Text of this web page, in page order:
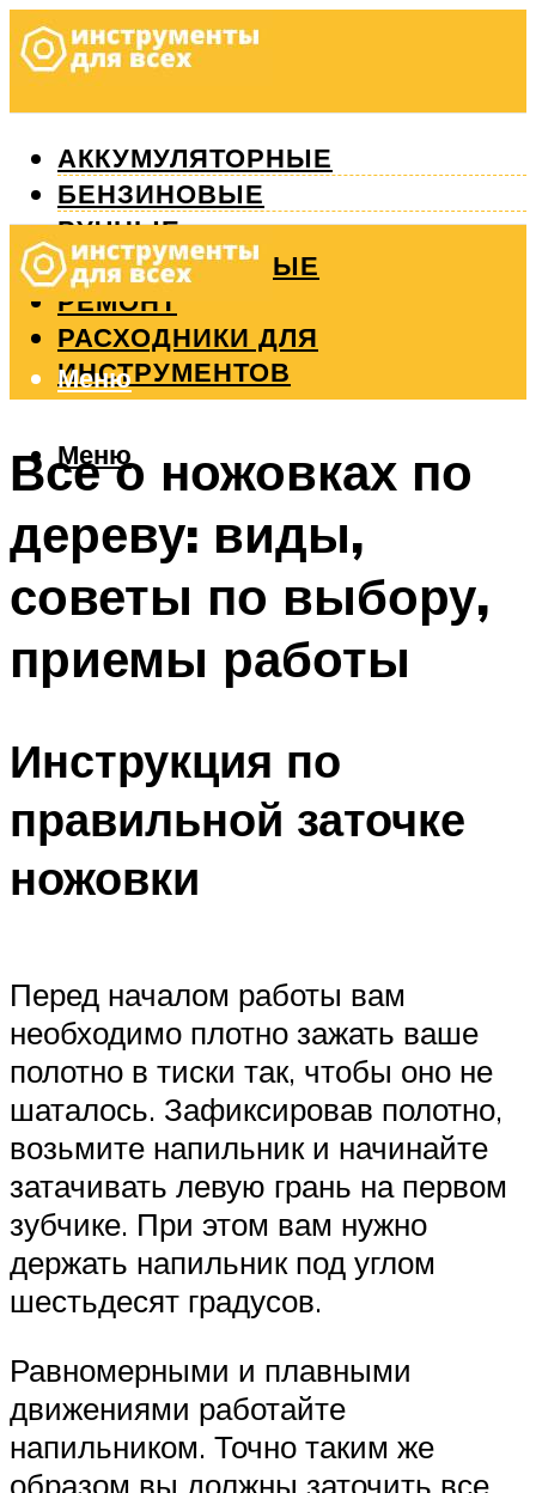
АККУМУЛЯТОРНЫЕ
БЕНЗИНОВЫЕ
РУЧНЫЕ
ИЗМЕРИТЕЛЬНЫЕ
РЕМОНТ
РАСХОДНИКИ ДЛЯ
ИНСТРУМЕНТОВ
Меню
Меню
Все о ножовках по
дереву: виды,
советы по выбору,
приемы работы
Инструкция по
правильной заточке
ножовки
Перед началом работы вам
необходимо плотно зажать ваше
полотно в тиски так, чтобы оно не
шаталось. Зафиксировав полотно,
возьмите напильник и начинайте
затачивать левую грань на первом
зубчике. При этом вам нужно
держать напильник под углом
шестьдесят градусов.
Равномерными и плавными
движениями работайте
напильником. Точно таким же
образом вы должны заточить все